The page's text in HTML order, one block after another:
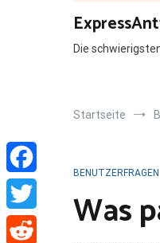
Die
Startseite
BENUTZERFRAGEN
Was
Facebook
Twitter